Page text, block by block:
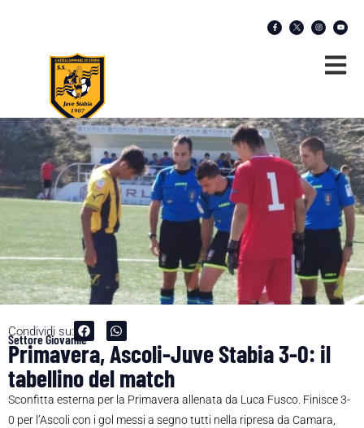
Condividi su:
Settore Giovanile
Primavera, Ascoli-Juve Stabia 3-0: il
tabellino del match
Sconfitta esterna per la Primavera allenata da Luca Fusco. Finisce 3-
0 per l’Ascoli con i gol messi a segno tutti nella ripresa da Camara,